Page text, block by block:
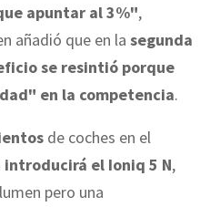
apuntar al 3%",
añadió que en la segunda
se resintió porque
en la competencia.
de coches en el
introducirá el Ioniq 5 N,
pero una